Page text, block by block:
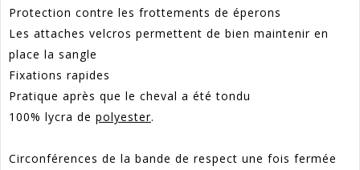
Protection contre les frottements de éperons
Les attaches velcros permettent de bien maintenir en
place la sangle
Fixations rapides
Pratique après que le cheval a été tondu
100% lycra de polyester.
Circonférences de la bande de respect une fois fermée